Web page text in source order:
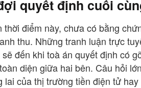
quyết định cuối
thời điểm này, chưa có bằng
thu. Những tranh luận trực
sẽ đến khi toà án quyết định có
diện giữa hai bên. Câu hỏi
lai của thị trường tiền điện tử hay